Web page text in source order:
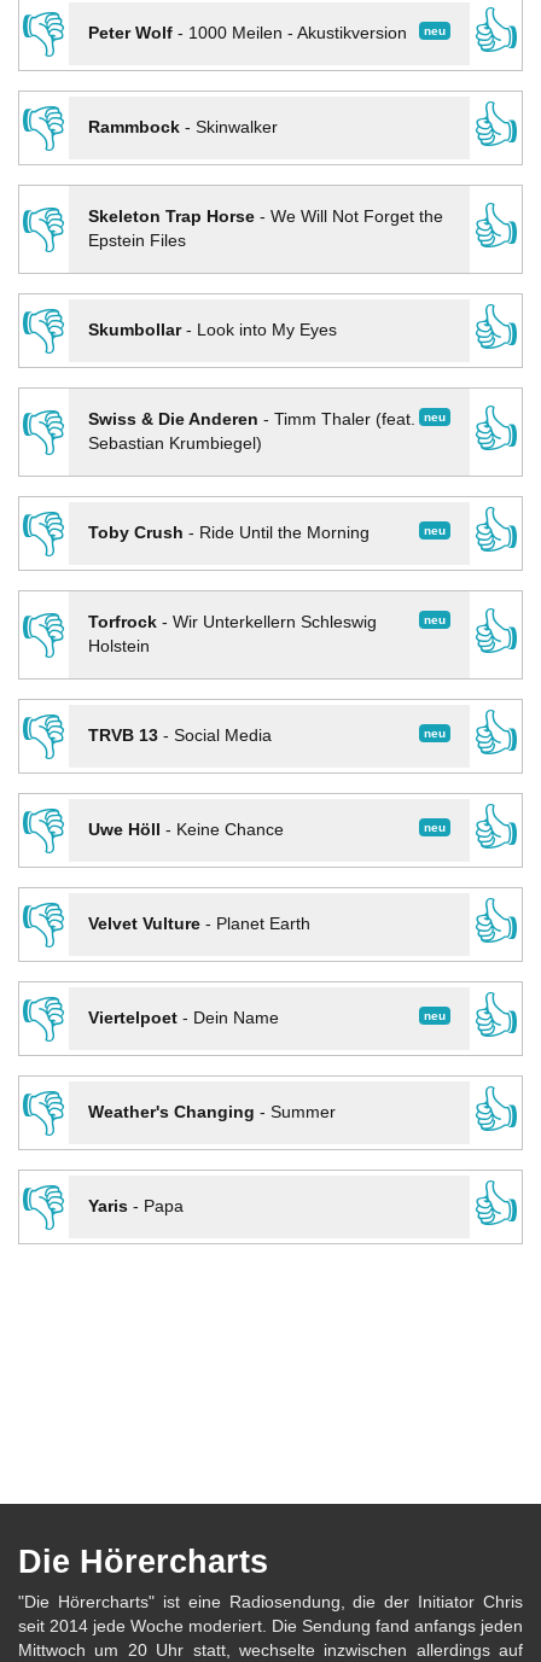
👎
neu
Peter Wolf- 1000 Meilen - Akustikversion
👍
👎
Rammbock- Skinwalker
👍
👎
Skeleton Trap Horse- We Will Not Forget the
Epstein Files
👍
👎
Skumbollar- Look into My Eyes
👍
👎
neu
Swiss & Die Anderen - Timm Thaler (feat.
Sebastian Krumbiegel)
👍
👎
neu
Toby Crush - Ride Until the Morning
👍
👎
neu
Torfrock- Wir Unterkellern Schleswig
Holstein
👍
👎
neu
TRVB 13- Social Media
👍
👎
neu
Uwe Höll - Keine Chance
👍
👎
Velvet Vulture- Planet Earth
👍
👎
neu
Viertelpoet- Dein Name
👍
👎
Weather's Changing - Summer
👍
👎
Yaris- Papa 👍
Die Hörercharts
"Die Hörercharts" ist eine Radiosendung, die der Initiator Chris
seit 2014 jede Woche moderiert. Die Sendung fand anfangs jeden
Mittwoch um 20 Uhr statt, wechselte inzwischen allerdings auf